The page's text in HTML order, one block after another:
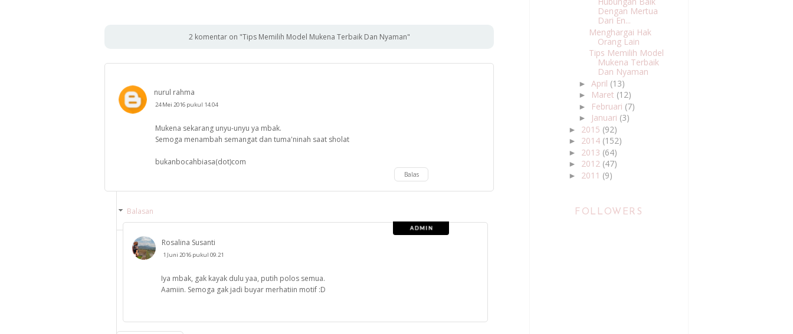
2 komentar on "Tips Memilih Model Mukena Terbaik Dan Nyaman"
nurul rahma
24 Mei 2016 pukul 14.04
Mukena sekarang unyu-unyu ya mbak.
Semoga menambah semangat dan tuma'ninah saat sholat
bukanbocahbiasa(dot)com
Balas
Balasan
Rosalina Susanti
1 Juni 2016 pukul 09.21
Iya mbak, gak kayak dulu yaa, putih polos semua.
Aamiin. Semoga gak jadi buyar merhatiin motif :D
Dengan Mertua
Dari En...
Menghargai Hak
Orang Lain
Tips Memilih Model
Mukena Terbaik
Dan Nyaman
► April (13)
► Maret (12)
► Februari (7)
► Januari (3)
► 2015 (92)
► 2014 (152)
► 2013 (64)
► 2012 (47)
► 2011 (9)
FOLLOWERS